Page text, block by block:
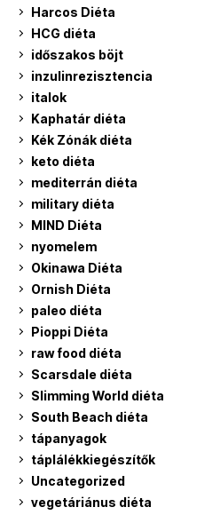
Harcos Diéta
HCG diéta
időszakos böjt
inzulinrezisztencia
italok
Kaphatár diéta
Kék Zónák diéta
keto diéta
mediterrán diéta
military diéta
MIND Diéta
nyomelem
Okinawa Diéta
Ornish Diéta
paleo diéta
Pioppi Diéta
raw food diéta
Scarsdale diéta
Slimming World diéta
South Beach diéta
tápanyagok
táplálékkiegészítők
Uncategorized
vegetáriánus diéta